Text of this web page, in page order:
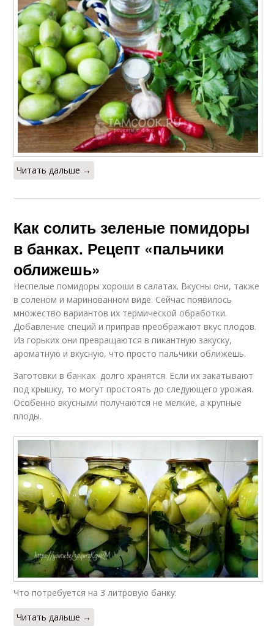
Читать дальше →
Как солить зеленые помидоры
в банках. Рецепт «пальчики
оближешь»
Неспелые помидоры хороши в салатах. Вкусны они, также
в соленом и маринованном виде. Сейчас появилось
множество вариантов их термической обработки.
Добавление специй и приправ преображают вкус плодов.
Из горьких они превращаются в пикантную закуску,
ароматную и вкусную, что просто пальчики оближешь.
Заготовки в банках долго хранятся. Если их закатывают
под крышку, то могут простоять до следующего урожая.
Особенно вкусными получаются не мелкие, а крупные
плоды.
Что потребуется на 3 литровую банку:
Читать дальше →